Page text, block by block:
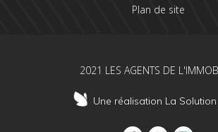
Plan de site
2021 LES AGENTS DE
Une réalisation La